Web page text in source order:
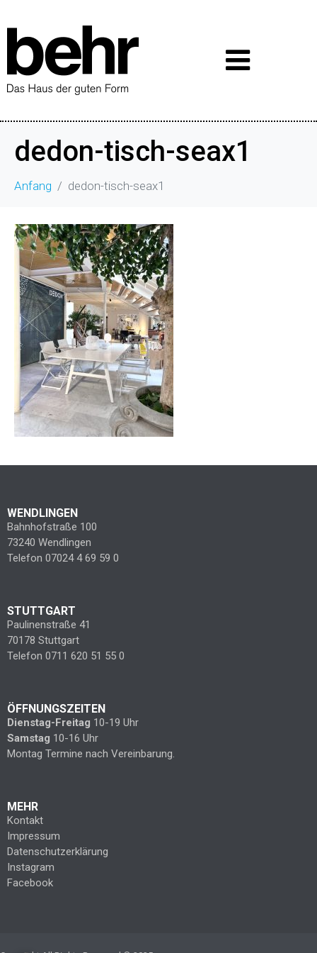
dedon-tisch-seax1
Anfang dedon-tisch-seax1
WENDLINGEN
Bahnhofstraße 100
73240 Wendlingen
Telefon 07024 4 69 59 0
STUTTGART
Paulinenstraße 41
70178 Stuttgart
Telefon 0711 620 51 55 0
ÖFFNUNGSZEITEN
Dienstag-Freitag 10-19 Uhr
Samstag 10-16 Uhr
Montag Termine nach Vereinbarung.
MEHR
Kontakt
Impressum
Datenschutzerklärung
Instagram
Facebook